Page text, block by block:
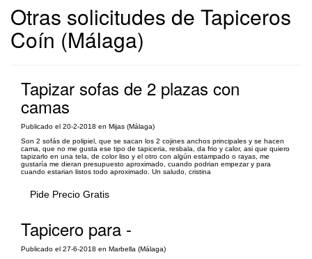
Otras solicitudes de Tapiceros
Coín (Málaga)
Tapizar sofas de 2 plazas con
camas
Publicado el 20-2-2018 en Mijas (Málaga)
Son 2 sofás de polipiel, que se sacan los 2 cojines anchos principales y se hacen
cama, que no me gusta ese tipo de tapiceria, resbala, da frio y calor, asi que quiero
tapizarlo en una tela, de color liso y el otro con algún estampado o rayas, me
gustaría me dieran presupuesto aproximado, cuando podrian empezar y para
cuando estarian listos todo aproximado. Un saludo, cristina
Pide Precio Gratis
Tapicero para -
Publicado el 27-6-2018 en Marbella (Málaga)